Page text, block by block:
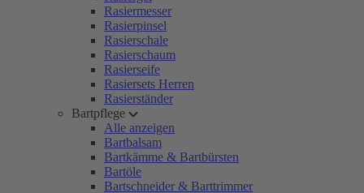
Rasiermesser
Rasierpinsel
Rasierschale
Rasierschaum
Rasierseife
Rasiersets Herren
Rasierständer
Bartpflege
Alle anzeigen
Bartbalsam
Bartkämme & Bartbürsten
Bartöle
Bartschneider & Barttrimmer